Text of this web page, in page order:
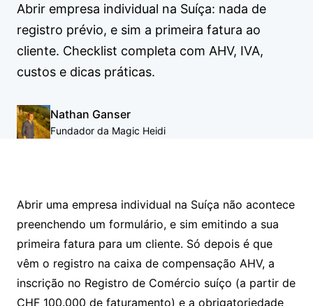
Abrir empresa individual na Suíça: nada de
registro prévio, e sim a primeira fatura ao
cliente. Checklist completa com AHV, IVA,
custos e dicas práticas.
Nathan Ganser
Fundador da Magic Heidi
Abrir uma empresa individual na Suíça não acontece
preenchendo um formulário, e sim emitindo a sua
primeira fatura para um cliente. Só depois é que
vêm o registro na caixa de compensação AHV, a
inscrição no Registro de Comércio suíço (a partir de
CHF 100.000 de faturamento) e a obrigatoriedade